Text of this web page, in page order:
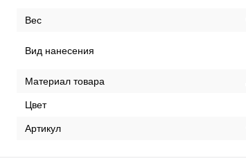
Вес
Вид нанесения
Материал товара
Цвет
Артикул